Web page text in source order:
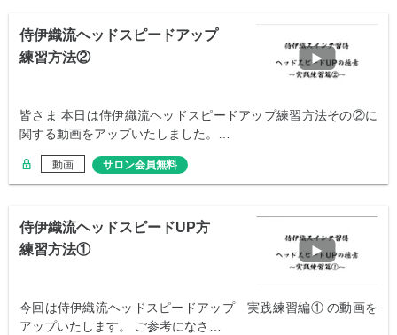
侍伊織流ヘッドスピードアップ
練習方法②
皆さま 本日は侍伊織流ヘッドスピードアップ練習方法その②に
関する動画をアップいたしました。…
動画 サロン会員無料
侍伊織流ヘッドスピードUP方
練習方法①
今回は侍伊織流ヘッドスピードアップ 実践練習編① の動画を
アップいたします。 ご参考になさ…